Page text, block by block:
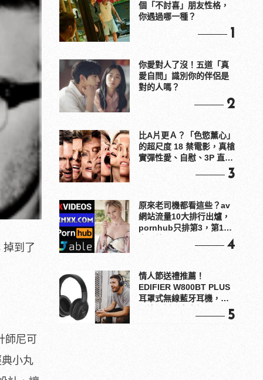
到了
師尼可
小丸
個「不討喜」朋友性格，
你遇過哪一種？
1
你愛對人了沒！五道「真
愛自問」識別你的伴侶是
對的人嗎？
2
比A片更Ａ？「色慾薰心」
的超尺度 18 禁電影，真槍
實彈性愛、自慰、3P 直接
3
原來老司機都看這些？av
網站流量10大排行出爐，
pornhub只排第3，第1名
4
情人節送禮推薦！
EDIFIER W800BT PLUS
耳罩式無線藍牙耳機，在
5